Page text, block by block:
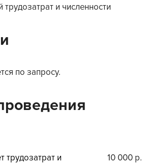
и численности
по запросу.
трудозатрат и
10 000 р.